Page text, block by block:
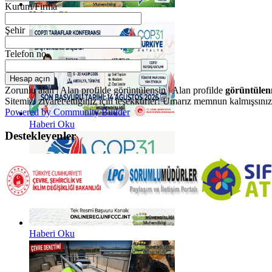
Haberi Oku
Haberi Oku
Haberi Oku
Kurum/Firma
Şehir
Telefon no
Hesap açın
Zorunlu alan |Alan profilde görüntülensin |Alan profilde
Sitemizi ziyaret ettiğiniz için teşekkürler! Umarız memnun
Powered by Community Builder
Destekleyenler